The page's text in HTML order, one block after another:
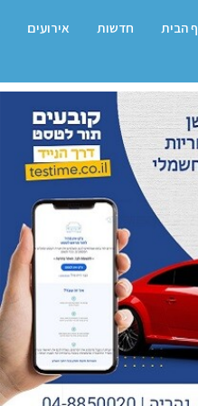
הבית חדשות אירועים